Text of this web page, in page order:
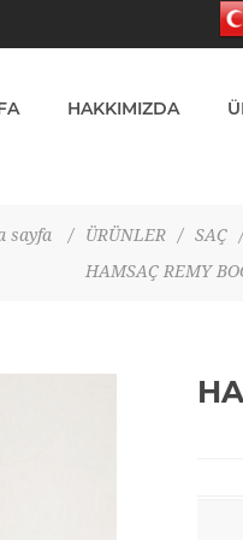
HAKKIMIZDA
sayfa / ÜRÜNLER / SAÇ /
HAMSAÇ REMY